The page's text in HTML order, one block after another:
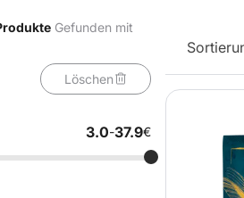
Uno System
Angebote
Gefunden mit
Löschen
3.0-37.9€